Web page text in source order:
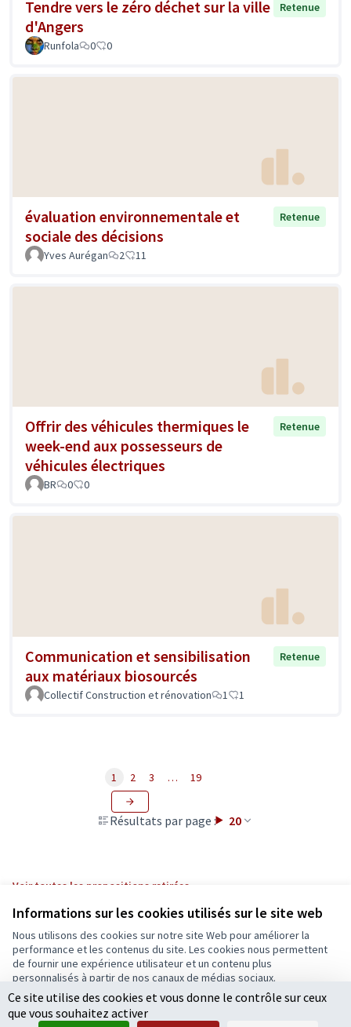
Informations sur les cookies utilisés sur le site web
Nous utilisons des cookies sur notre site Web pour améliorer la
performance et les contenus du site. Les cookies nous permettent
de fournir une expérience utilisateur et un contenu plus
personnalisés à partir de nos canaux de médias sociaux.
Tout accepter
Accepter seulement les cookies essentiels
Tendre vers le zéro déchet sur la ville
d'Angers
Retenue
Runfola 0 0
évaluation environnementale et
sociale des décisions
Retenue
Yves Aurégan 2 11
Offrir des véhicules thermiques le
week-end aux possesseurs de
véhicules électriques
Retenue
BR 0 0
Communication et sensibilisation
aux matériaux biosourcés
Retenue
Collectif Construction et rénovation 1 1
Résultats par page : 20
1 2 3 … 19
Voir toutes les propositions retirées
Conditions d'utilisation
Paramètres des cookies
Ecrivons Angers sur X
(Lien externe)
Ecrivons Angers sur Facebook
(Lien externe)
Ce site utilise des cookies et vous donne le contrôle sur ceux
que vous souhaitez activer